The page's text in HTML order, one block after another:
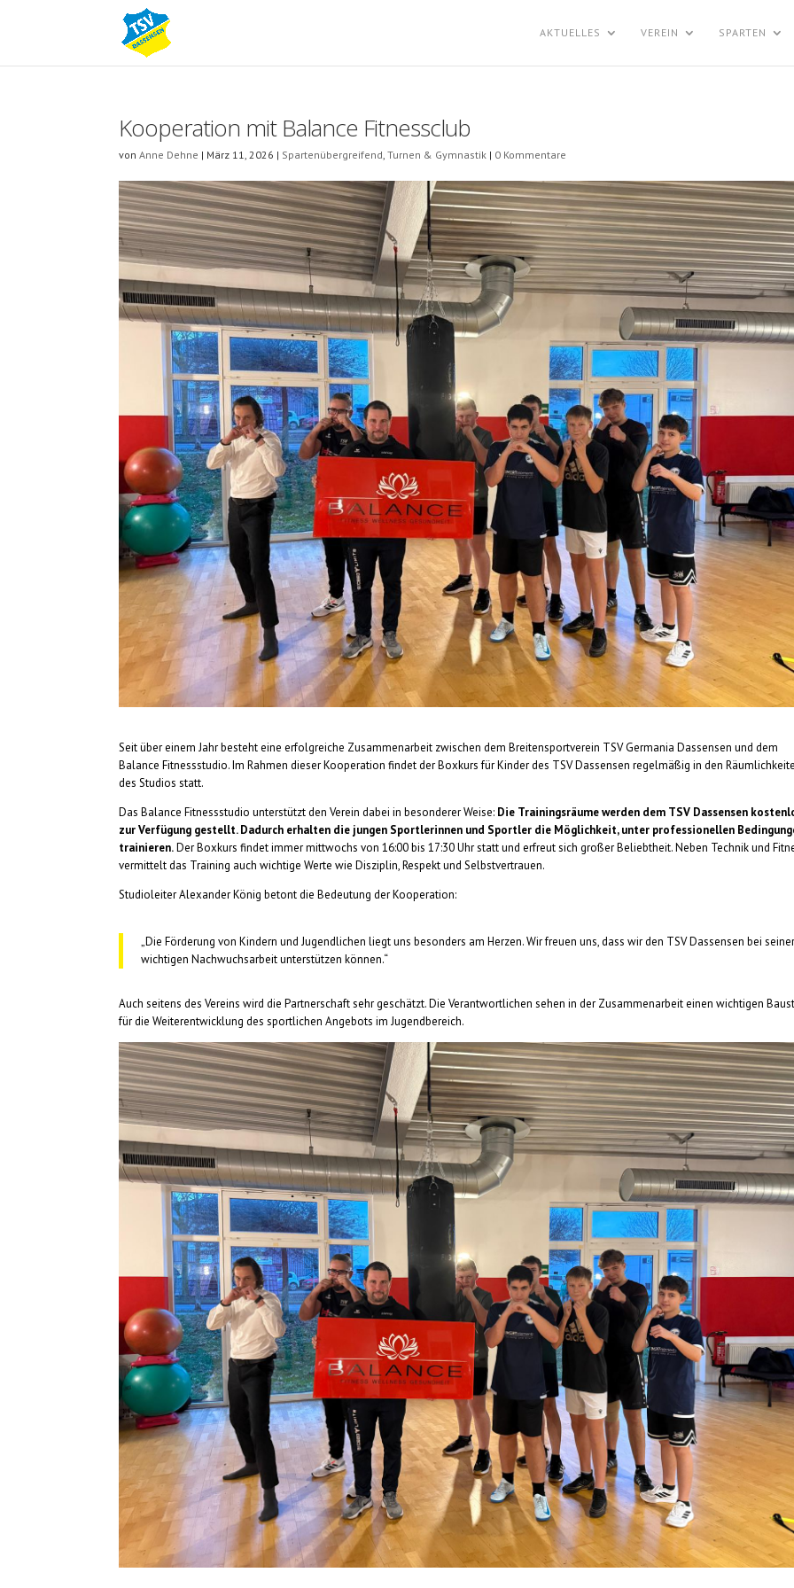
AKTUELLES VEREIN SPARTEN
Kooperation mit Balance Fitnessclub
vonAnne Dehne | März 11, 2026 | Spartenübergreifend,Turnen & Gymnastik | 0 Kommentare
Seit über einem Jahr besteht eine erfolgreiche Zusammenarbeit zwischen dem Breitensportverein TSV Germania Dassensen und dem
Balance Fitnessstudio. Im Rahmen dieser Kooperation findet der Boxkurs für Kinder des TSV Dassensen regelmäßig in den
des Studios statt.
Das Balance Fitnessstudio unterstützt den Verein dabei in besonderer Weise: Die Trainingsräume werden dem TSV Dassensen
zur Verfügung gestellt. Dadurch erhalten die jungen Sportlerinnen und Sportler die Möglichkeit, unter professionellen
trainieren.Der Boxkurs findet immer mittwochs von 16:00 bis 17:30 Uhr statt und erfreut sich großer Beliebtheit. Neben Technik und
vermittelt das Training auch wichtige Werte wie Disziplin, Respekt und Selbstvertrauen.
Studioleiter Alexander König betont die Bedeutung der Kooperation:
„Die Förderung von Kindern und Jugendlichen liegt uns besonders am Herzen. Wir freuen uns, dass wir den TSV Dassensen bei
wichtigen Nachwuchsarbeit unterstützen können.“
Auch seitens des Vereins wird die Partnerschaft sehr geschätzt. Die Verantwortlichen sehen in der Zusammenarbeit einen wichtigen
für die Weiterentwicklung des sportlichen Angebots im Jugendbereich.